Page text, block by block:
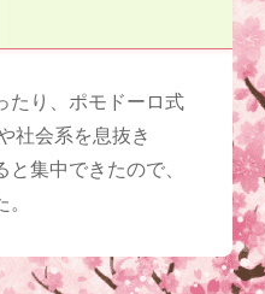
たり、ポモドーロ式
社会系を息抜き
集中できたので、